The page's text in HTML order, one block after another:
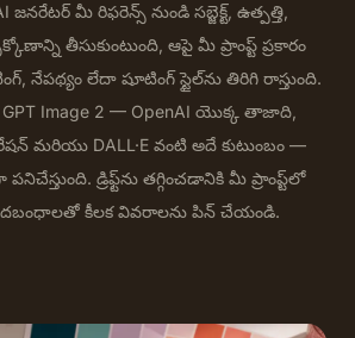
మీ రిఫరెన్స్ నుండి సబ్జెక్ట్, ఉత్పత్తి,
తీసుకుంటుంది, ఆపై మీ ప్రాంప్ట్ ప్రకారం
నేపథ్యం లేదా షూటింగ్ స్టైల్‌ను తిరిగి రాస్తుంది.
GPT Image 2 — OpenAI యొక్క తాజాది,
మరియు DALL·E వంటి అదే కుటుంబం —
డ్రిఫ్ట్‌ను తగ్గించడానికి మీ ప్రాంప్ట్‌లో
కీలక వివరాలను పిన్ చేయండి.